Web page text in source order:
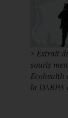
> Extrait
souris
Ecohealth
la DARPA